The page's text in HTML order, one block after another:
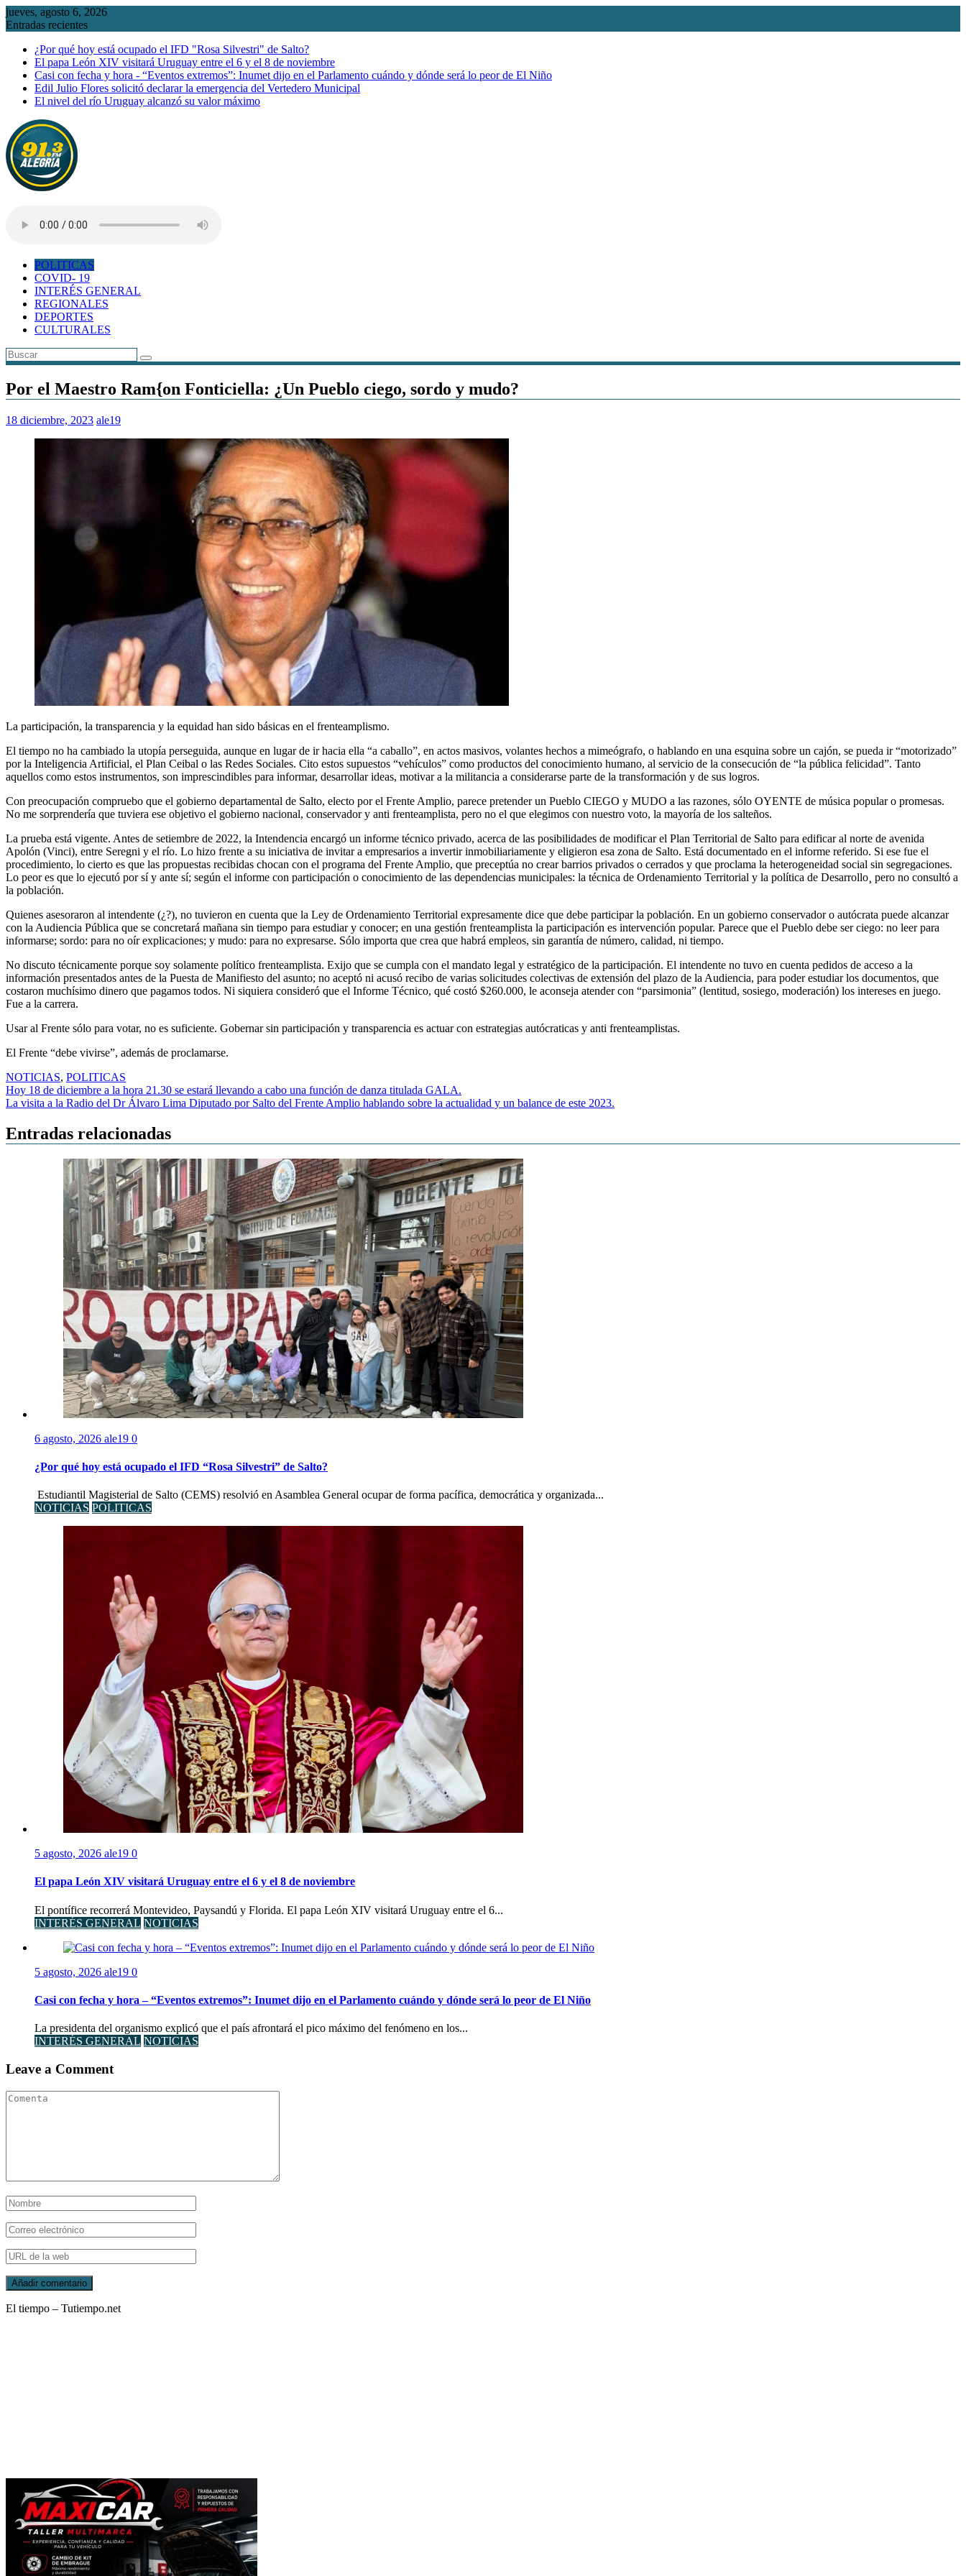
Saltar
al
jueves, agosto 6, 2026
Entradas recientes
¿Por qué hoy está ocupado el IFD "Rosa Silvestri" de Salto?
El papa León XIV visitará Uruguay entre el 6 y el 8 de noviembre
Casi con fecha y hora - “Eventos extremos”: Inumet dijo en el Parlamento cuándo y dónde será lo peor de El Niño
Edil Julio Flores solicitó declarar la emergencia del Vertedero Municipal
El nivel del río Uruguay alcanzó su valor máximo
POLITICAS
COVID- 19
INTERÉS GENERAL
REGIONALES
DEPORTES
CULTURALES
Por el Maestro Ram{on Fonticiella: ¿Un Pueblo ciego, sordo y mudo?
18 diciembre, 2023 ale19
La participación, la transparencia y la equidad han sido básicas en el frenteamplismo.
El tiempo no ha cambiado la utopía perseguida, aunque en lugar de ir hacia ella “a caballo”, en actos masivos, volantes hechos a mimeógrafo, o hablando en una esquina sobre un cajón, se pueda ir “motorizado”
por la Inteligencia Artificial, el Plan Ceibal o las Redes Sociales. Cito estos supuestos “vehículos” como productos del conocimiento humano, al servicio de la consecución de “la pública felicidad”. Tanto
aquellos como estos instrumentos, son imprescindibles para informar, desarrollar ideas, motivar a la militancia a considerarse parte de la transformación y de sus logros.
Con preocupación compruebo que el gobierno departamental de Salto, electo por el Frente Amplio, parece pretender un Pueblo CIEGO y MUDO a las razones, sólo OYENTE de música popular o promesas.
No me sorprendería que tuviera ese objetivo el gobierno nacional, conservador y anti frenteamplista, pero no el que elegimos con nuestro voto, la mayoría de los salteños.
La prueba está vigente. Antes de setiembre de 2022, la Intendencia encargó un informe técnico privado, acerca de las posibilidades de modificar el Plan Territorial de Salto para edificar al norte de avenida
Apolón (Vinci), entre Seregni y el río. Lo hizo frente a su iniciativa de invitar a empresarios a invertir inmobiliariamente y eligieron esa zona de Salto. Está documentado en el informe referido. Si ese fue el
procedimiento, lo cierto es que las propuestas recibidas chocan con el programa del Frente Amplio, que preceptúa no crear barrios privados o cerrados y que proclama la heterogeneidad social sin segregaciones.
Lo peor es que lo ejecutó por sí y ante sí; según el informe con participación o conocimiento de las dependencias municipales: la técnica de Ordenamiento Territorial y la política de Desarrollo¸ pero no consultó a
la población.
Quienes asesoraron al intendente (¿?), no tuvieron en cuenta que la Ley de Ordenamiento Territorial expresamente dice que debe participar la población. En un gobierno conservador o autócrata puede alcanzar
con la Audiencia Pública que se concretará mañana sin tiempo para estudiar y conocer; en una gestión frenteamplista la participación es intervención popular. Parece que el Pueblo debe ser ciego: no leer para
informarse; sordo: para no oír explicaciones; y mudo: para no expresarse. Sólo importa que crea que habrá empleos, sin garantía de número, calidad, ni tiempo.
No discuto técnicamente porque soy solamente político frenteamplista. Exijo que se cumpla con el mandato legal y estratégico de la participación. El intendente no tuvo en cuenta pedidos de acceso a la
información presentados antes de la Puesta de Manifiesto del asunto; no aceptó ni acusó recibo de varias solicitudes colectivas de extensión del plazo de la Audiencia, para poder estudiar los documentos, que
costaron muchísimo dinero que pagamos todos. Ni siquiera consideró que el Informe Técnico, qué costó $260.000, le aconseja atender con “parsimonia” (lentitud, sosiego, moderación) los intereses en juego.
Fue a la carrera.
Usar al Frente sólo para votar, no es suficiente. Gobernar sin participación y transparencia es actuar con estrategias autócraticas y anti frenteamplistas.
El Frente “debe vivirse”, además de proclamarse.
NOTICIAS, POLITICAS
Navegación
de
entradas
Hoy 18 de diciembre a la hora 21.30 se estará llevando a cabo una función de danza titulada GALA.
La visita a la Radio del Dr Álvaro Lima Diputado por Salto del Frente Amplio hablando sobre la actualidad y un balance de este 2023.
Entradas relacionadas
6 agosto, 2026 ale19 0
¿Por qué hoy está ocupado el IFD “Rosa Silvestri” de Salto?
Estudiantil Magisterial de Salto (CEMS) resolvió en Asamblea General ocupar de forma pacífica, democrática y organizada...
NOTICIAS POLITICAS
5 agosto, 2026 ale19 0
El papa León XIV visitará Uruguay entre el 6 y el 8 de noviembre
El pontífice recorrerá Montevideo, Paysandú y Florida. El papa León XIV visitará Uruguay entre el 6...
INTERÉS GENERAL NOTICIAS
5 agosto, 2026 ale19 0
Casi con fecha y hora – “Eventos extremos”: Inumet dijo en el Parlamento cuándo y dónde será lo peor de El Niño
La presidenta del organismo explicó que el país afrontará el pico máximo del fenómeno en los...
INTERÉS GENERAL NOTICIAS
Leave a Comment
El tiempo – Tutiempo.net